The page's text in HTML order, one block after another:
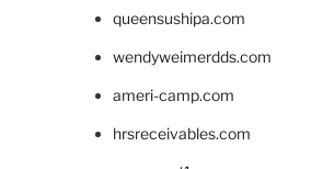
queensushipa.com
wendyweimerdds.com
ameri-camp.com
hrsreceivables.com